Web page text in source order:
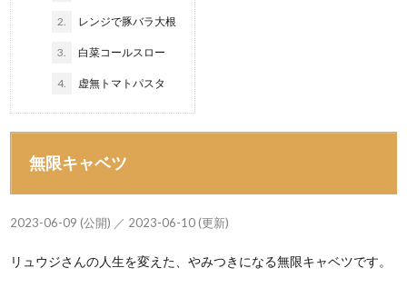
2. レンジで豚バラ大根
3. 白菜コールスロー
4. 虚無トマトパスタ
無限キャベツ
2023-06-09 (公開) ／ 2023-06-10 (更新)
リュウジさんの人生を変えた、やみつきになる無限キャベツです。